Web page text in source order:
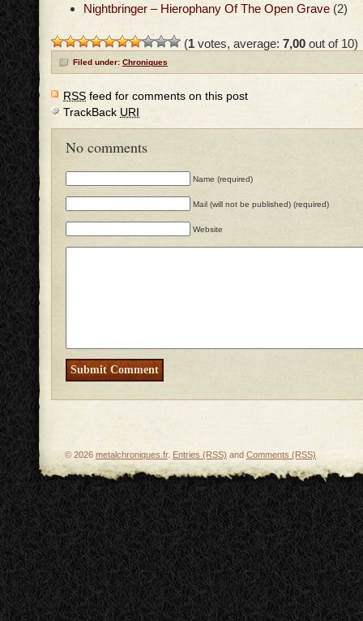
Nightbringer – Hierophany Of The Open Grave (2)
(1 votes, average: 7,00 out of 10)
Filed under: Chroniques
RSS feed for comments on this post
TrackBack URI
No comments
Name (required)
Mail (will not be published) (required)
Website
© 2026 metalchroniques.fr. Entries (RSS) and Comments (RSS)